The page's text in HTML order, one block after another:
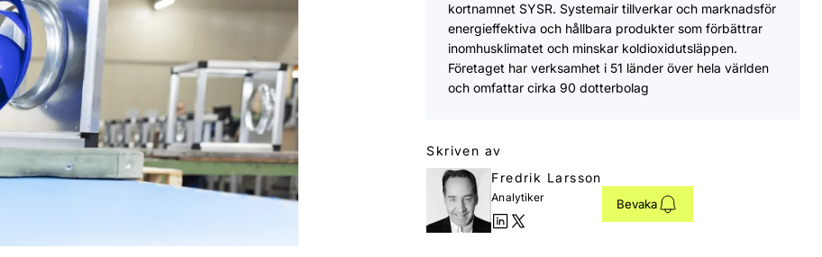
kortnamnet SYSR. Systemair tillverkar och marknadsför
energieffektiva och hållbara produkter som förbättrar
inomhusklimatet och minskar koldioxidutsläppen.
Företaget har verksamhet i 51 länder över hela världen
och omfattar cirka 90 dotterbolag
Skriven av
Fredrik Larsson
Analytiker Bevaka